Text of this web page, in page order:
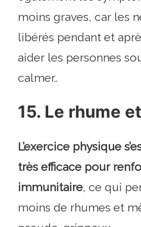
moins graves, car les
libérés pendant et
aider les personnes
calmer..
15. Le rhume
L’exercice physique
très efficace pour
immunitaire, ce qui
moins de rhumes et